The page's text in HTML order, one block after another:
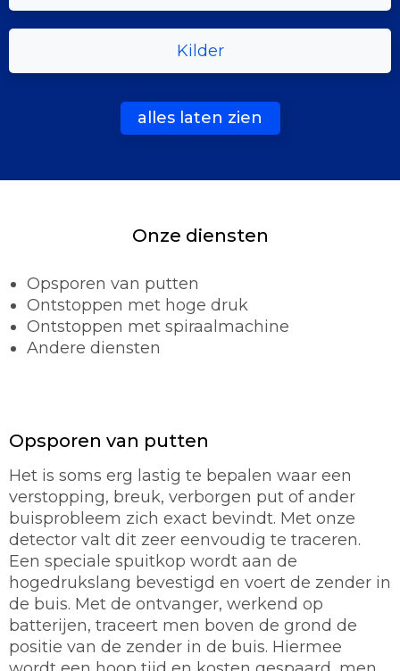
Kilder
alles laten zien
Onze diensten
Opsporen van putten
Ontstoppen met hoge druk
Ontstoppen met spiraalmachine
Andere diensten
Opsporen van putten
Het is soms erg lastig te bepalen waar een
verstopping, breuk, verborgen put of ander
buisprobleem zich exact bevindt. Met onze
detector valt dit zeer eenvoudig te traceren.
Een speciale spuitkop wordt aan de
hogedrukslang bevestigd en voert de zender in
de buis. Met de ontvanger, werkend op
batterijen, traceert men boven de grond de
positie van de zender in de buis. Hiermee